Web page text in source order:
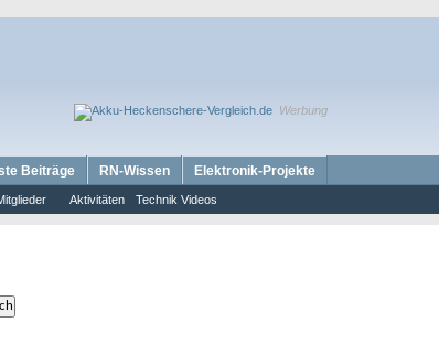
Werbung
Aktivitäten Technik Videos
Beiträge RN-Wissen Elektronik-Projekte